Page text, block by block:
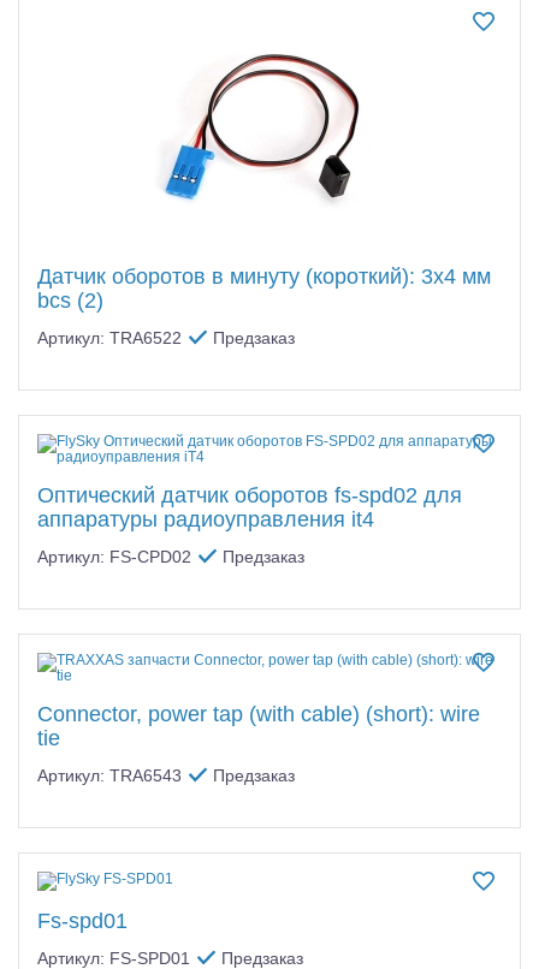
Датчик оборотов в минуту (короткий): 3x4 мм
bcs (2)
Артикул: TRA6522 Предзаказ
Оптический датчик оборотов fs-spd02 для
аппаратуры радиоуправления it4
Артикул: FS-CPD02 Предзаказ
Connector, power tap (with cable) (short): wire
tie
Артикул: TRA6543 Предзаказ
Fs-spd01
Артикул: FS-SPD01 Предзаказ